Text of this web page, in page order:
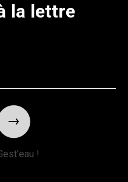
la lettre
!